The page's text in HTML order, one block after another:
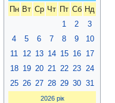
Пн Вт Ср Чт Пт Сб Нд
1
2
3
4
5 6 7 8 9
10
11 12 13 14 15 16
17
18 19 20 21 22 23 24
25 26 27 28 29 30 31
2026 рік